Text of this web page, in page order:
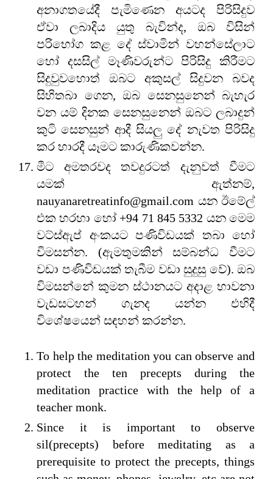
අනාගතයේදී පැමිණෙන අයටද පිරිසිදුව
ඒවා ලබාදිය යුතු බැවින්ද, ඔබ විසින්
පරිභෝග කළ දේ ස්වාමින් වහන්සේලාට
හෝ දසසිල් මෑණිවරුන්ට පිරිසිදු කිරීමට
සිදුවුවහොත් ඔබට අකුසල් සිදුවන බවද
සිහිතබා ගෙන, ඔබ සෙනසුනෙන් බැහැර
වන යම් දිනක සෙනසුනෙන් ඔබට ලබාදුන්
කුටි සෙනසුන් ආදී සියලු දේ නැවත පිරිසිදු
කර භාරදී යෑමට කාරුණිකවන්න.
මීට අමතරවද තවදුරටත් දැනුවත් වීමට
යමක් ඇත්නම්,
nauyanaretreatinfo@gmail.com යන ඊමේල්
එක හරහා හෝ +94 71 845 5332 යන මෙම
වට්ස්ඇප් අංකයට පණිවිඩයක් තබා හෝ
විමසන්න. (ඇමතුමකින් සම්බන්ධ වීමට
වඩා පණිවිඩයක් තැබීම වඩා සුදුසු වේ). ඔබ
විමසන්නේ කුමන ස්ථානයට අදාළ භාවනා
වැඩසටහන් ගැනද යන්න එහිදී
විශේෂයෙන් සඳහන් කරන්න.
To help the meditation you can observe and
protect the ten precepts during the
meditation practice with the help of a
teacher monk.
Since it is important to observe
sil(precepts) before meditating as a
prerequisite to protect the precepts, things